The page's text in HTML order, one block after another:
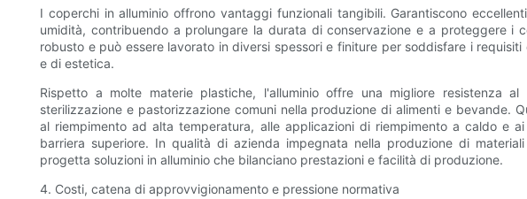
I coperchi in alluminio offrono vantaggi funzionali tangibili. Garantiscono
umidità, contribuendo a prolungare la durata di conservazione e a proteggere i
robusto e può essere lavorato in diversi spessori e finiture per soddisfare i
e di estetica.
Rispetto a molte materie plastiche, l'alluminio offre una migliore resistenza
sterilizzazione e pastorizzazione comuni nella produzione di alimenti e bevande.
al riempimento ad alta temperatura, alle applicazioni di riempimento a caldo e
barriera superiore. In qualità di azienda impegnata nella produzione di materiali
progetta soluzioni in alluminio che bilanciano prestazioni e facilità di produzione.
4. Costi, catena di approvvigionamento e pressione normativa